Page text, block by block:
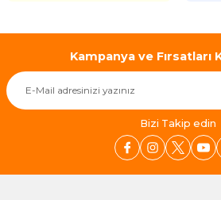
Kampanya ve Fırsatları
Bizi Takip edin